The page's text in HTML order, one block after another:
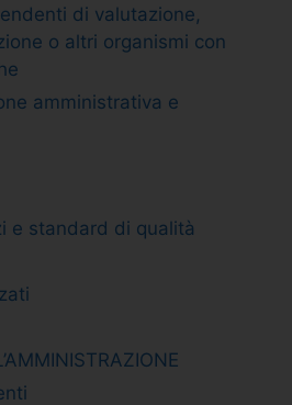
di valutazione,
o altri organismi con
amministrativa e
e standard di qualità